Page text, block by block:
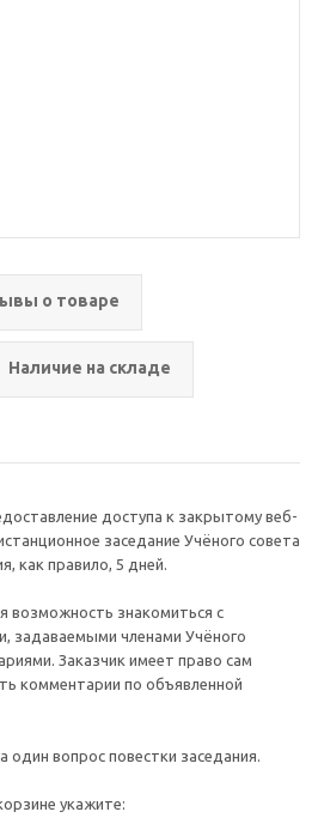
о товаре
Наличие на складе
доступа к закрытому веб-
заседание Учёного совета
как правило, 5 дней.
возможность знакомиться с
задаваемыми членами Учёного
Заказчик имеет право сам
комментарии по объявленной
один вопрос повестки заседания.
укажите: